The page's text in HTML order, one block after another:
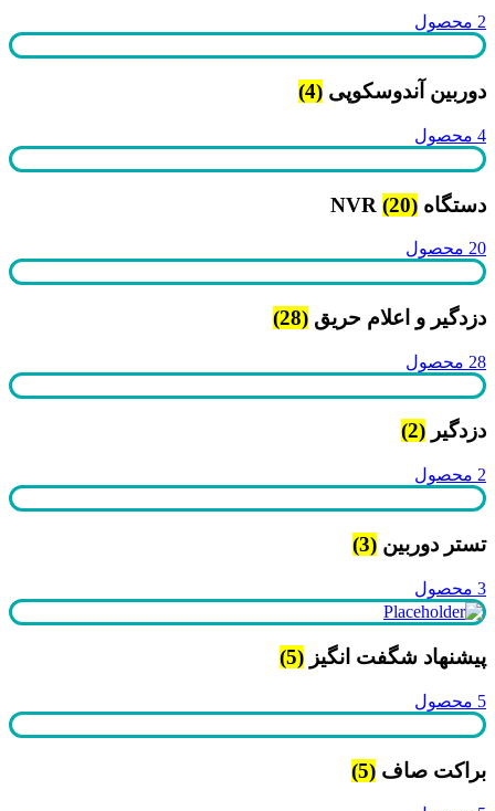
2 محصول
دوربین آندوسکوپی (4)
4 محصول
دستگاه NVR (20)
20 محصول
دزدگیر و اعلام حریق (28)
28 محصول
دزدگیر (2)
2 محصول
تستر دوربین (3)
3 محصول
پیشنهاد شگفت انگیز (5)
5 محصول
براکت صاف (5)